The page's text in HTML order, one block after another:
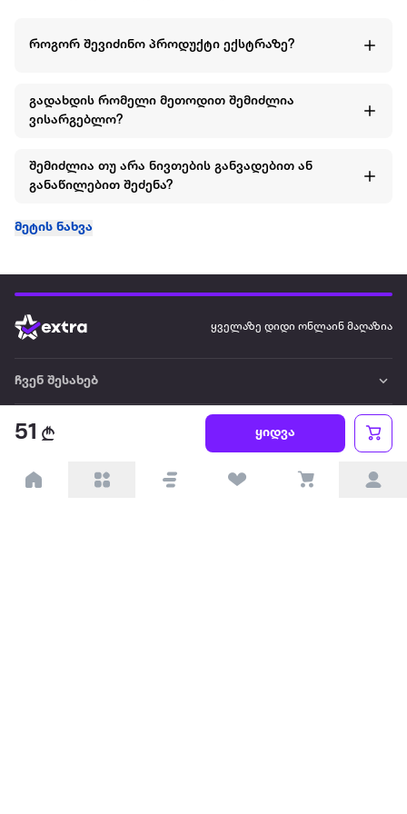
51 ყიდვა
როგორ შევიძინო პროდუქტი ექსტრაზე?
გადახდის რომელი მეთოდით შემიძლია
ვისარგებლო?
შემიძლია თუ არა ნივთების განვადებით ან
განაწილებით შეძენა?
მეტის ნახვა
ყველაზე დიდი ონლაინ მაღაზია
ჩვენ შესახებ
წესები და პირობები
პარტნიორებისთვის